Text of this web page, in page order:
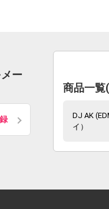
ー
商品一覧
DJ AK
イ）